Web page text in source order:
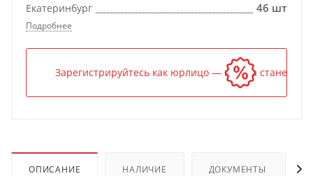
Екатеринбург
46 шт
Подробнее
Зарегистрируйтесь как юрлицо — и цена станет
ОПИСАНИЕ НАЛИЧИЕ ДОКУМЕНТЫ